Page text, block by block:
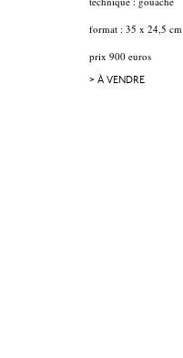
format : 35 x 24,5 cm
prix 900 euros
> À VENDRE